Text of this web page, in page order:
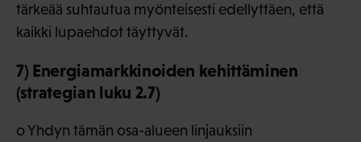
tärkeää suhtautua myönteisesti edellyttäen, että
kaikki lupaehdot täyttyvät.
7) Energiamarkkinoiden kehittäminen
(strategian luku 2.7)
o Yhdyn tämän osa-alueen linjauksiin